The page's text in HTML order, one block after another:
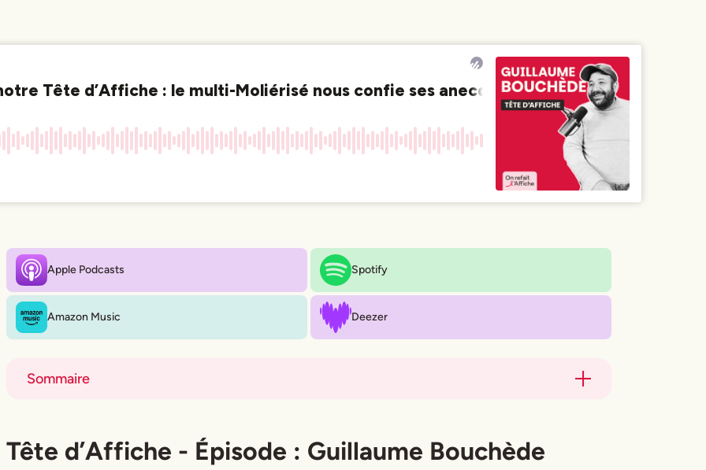
Apple Podcasts Spotify
Amazon Music Deezer
Sommaire
Title
Tête d’Affiche - Épisode : Guillaume Bouchède